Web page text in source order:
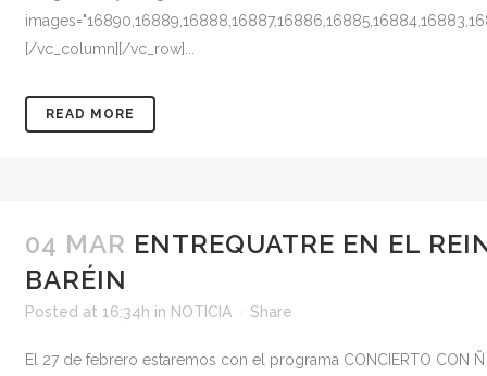
[/vc_column][/vc_row]...
READ MORE
04 MAR ENTREQUATRE EN EL
BARÉIN
Posted at 16:34h in NOTICIA Share
El 27 de febrero estaremos con el programa CONCIERTO CON